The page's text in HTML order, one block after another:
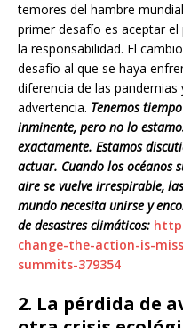
temores del hambre
primer desafío es aceptar
la responsabilidad. El
desafío al que se haya
diferencia de las
advertencia. Tenemos
inminente, pero no lo
exactamente. Estamos
actuar. Cuando los océanos
aire se vuelve irrespirable,
mundo necesita unirse y
de desastres climáticos:
change-the-action-is-
summits-379354
2. La pérdida de